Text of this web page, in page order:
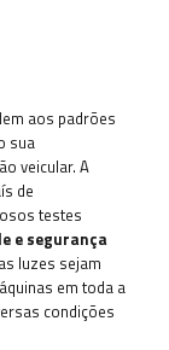
aos padrões
sua
veicular. A
de
testes
e segurança
luzes sejam
em toda a
condições